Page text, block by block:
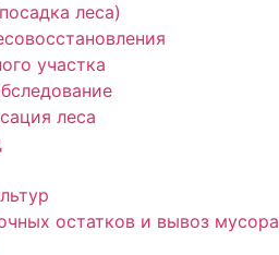
леса)
участка
леса
остатков и вывоз мусора